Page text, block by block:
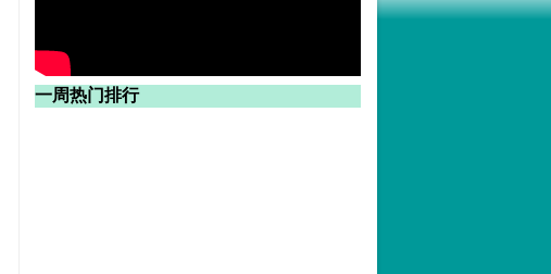
一周热门排行